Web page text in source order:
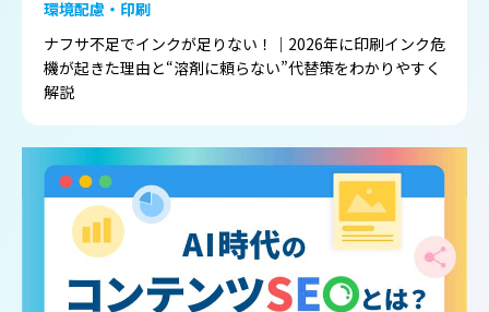
環境配慮・印刷
ナフサ不足でインクが足りない！｜2026年に印刷インク危
機が起きた理由と“溶剤に頼らない”代替策をわかりやすく
解説